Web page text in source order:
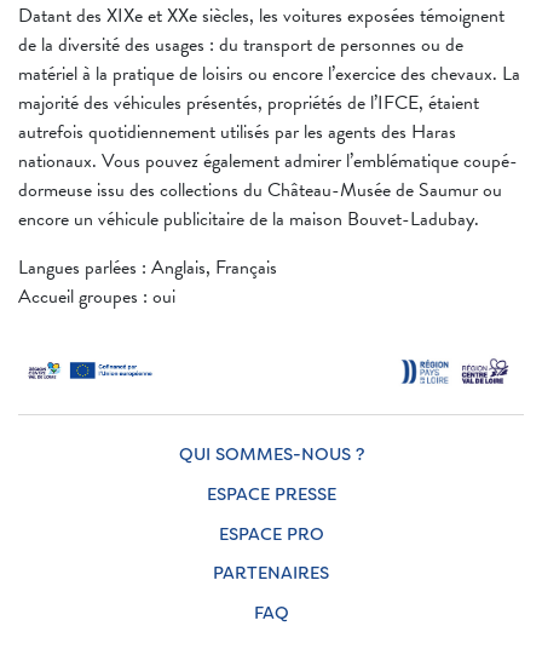
Datant des XIXe et XXe siècles, les voitures exposées témoignent
de la diversité des usages : du transport de personnes ou de
matériel à la pratique de loisirs ou encore l’exercice des chevaux. La
majorité des véhicules présentés, propriétés de l’IFCE, étaient
autrefois quotidiennement utilisés par les agents des Haras
nationaux. Vous pouvez également admirer l’emblématique coupé-
dormeuse issu des collections du Château-Musée de Saumur ou
encore un véhicule publicitaire de la maison Bouvet-Ladubay.
Langues parlées : Anglais, Français
Accueil groupes : oui
QUI SOMMES-NOUS ?
ESPACE PRESSE
ESPACE PRO
PARTENAIRES
FAQ